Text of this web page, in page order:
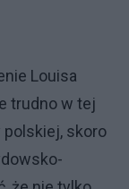
Louisa
trudno w tej
skoro